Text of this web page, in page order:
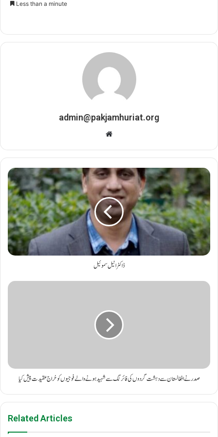
a
m
a
i
Less than a minute
admin@pakjamhuriat.org
b
s
t
e
ڈاکٹر انیل سموئیل
صدر نے افغانستان سے دہشت گردوں کی فائرنگ سے شہید ہونے والے فوجیوں کو خراج عقیدت پیش کیا
Related Articles